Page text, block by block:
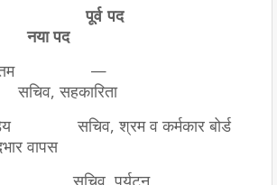
पूर्व पद
नया पद
—
सचिव, श्रम व कर्मकार बोर्ड
पर्यटन